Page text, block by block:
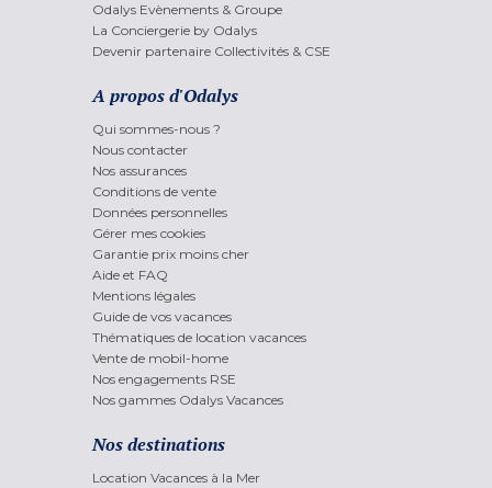
Odalys Evènements & Groupe
La Conciergerie by Odalys
Devenir partenaire Collectivités & CSE
A propos d'Odalys
Qui sommes-nous ?
Nous contacter
Nos assurances
Conditions de vente
Données personnelles
Gérer mes cookies
Garantie prix moins cher
Aide et FAQ
Mentions légales
Guide de vos vacances
Thématiques de location vacances
Vente de mobil-home
Nos engagements RSE
Nos gammes Odalys Vacances
Nos destinations
Location Vacances à la Mer